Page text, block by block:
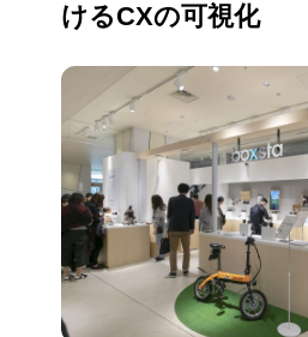
けるCXの可視化